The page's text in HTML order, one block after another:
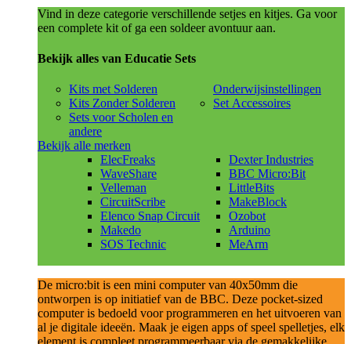
Vind in deze categorie verschillende setjes en kitjes. Ga voor
een complete kit of ga een soldeer avontuur aan.
Bekijk alles van Educatie Sets
Kits met Solderen
Kits Zonder Solderen
Sets voor Scholen en
andere
Onderwijsinstellingen
Set Accessoires
Bekijk alle merken
ElecFreaks
WaveShare
Velleman
CircuitScribe
Elenco Snap Circuit
Makedo
SOS Technic
Dexter Industries
BBC Micro:Bit
LittleBits
MakeBlock
Ozobot
Arduino
MeArm
De micro:bit is een mini computer van 40x50mm die
ontworpen is op initiatief van de BBC. Deze pocket-sized
computer is bedoeld voor programmeren en het uitvoeren van
al je digitale ideeën. Maak je eigen apps of speel spelletjes, elk